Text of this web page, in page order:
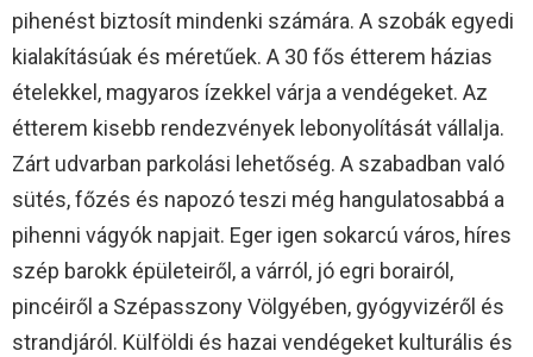
pihenést biztosít mindenki számára. A szobák egyedi
kialakításúak és méretűek. A 30 fős étterem házias
ételekkel, magyaros ízekkel várja a vendégeket. Az
étterem kisebb rendezvények lebonyolítását vállalja.
Zárt udvarban parkolási lehetőség. A szabadban való
sütés, főzés és napozó teszi még hangulatosabbá a
pihenni vágyók napjait. Eger igen sokarcú város, híres
szép barokk épületeiről, a várról, jó egri borairól,
pincéiről a Szépasszony Völgyében, gyógyvizéről és
strandjáról. Külföldi és hazai vendégeket kulturális és